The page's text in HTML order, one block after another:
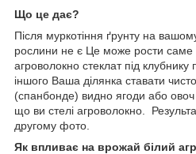
Що це дає?
Після муркотіння ґрунту на вашому
рослини не є Це може рости саме
агроволокно стеклат під клубнику
іншого Ваша ділянка ставати
(спанбонде) видно ягоди або овоч
що ви стелі агроволокно.
другому фото.
Як впливає на врожай білий